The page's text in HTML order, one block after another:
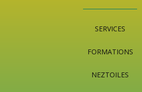
SERVICES
FORMATIONS
NEZTOILES